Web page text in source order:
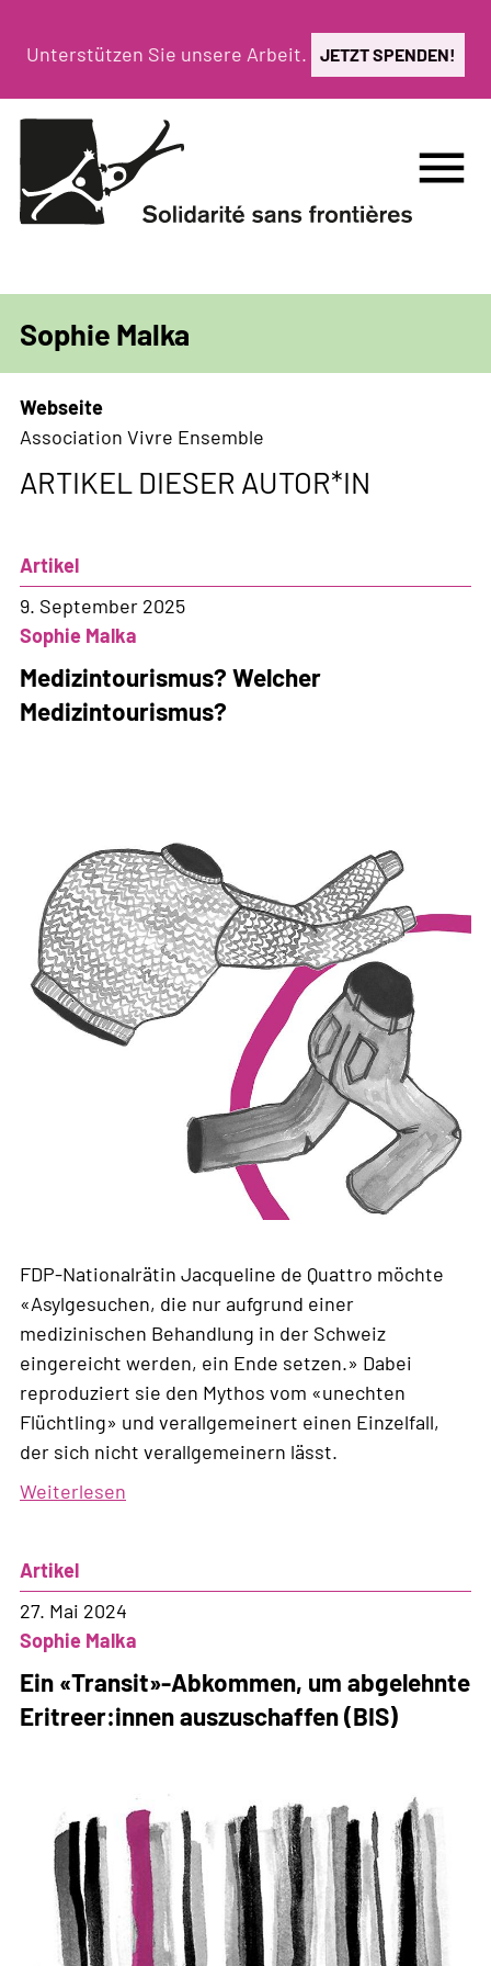
zumUnterstützen Sie unsere Arbeit. JETZT SPENDEN!
menu
Sophie Malka
Webseite
Association Vivre Ensemble
ARTIKEL DIESER AUTOR*IN
Artikel
9. September 2025
Sophie Malka
Medizintourismus? Welcher
Medizintourismus?
FDP-Nationalrätin Jacqueline de Quattro möchte
«Asylgesuchen, die nur aufgrund einer
medizinischen Behandlung in der Schweiz
eingereicht werden, ein Ende setzen.» Dabei
reproduziert sie den Mythos vom «unechten
Flüchtling» und verallgemeinert einen Einzelfall,
der sich nicht verallgemeinern lässt.
Weiterlesen
Artikel
27. Mai 2024
Sophie Malka
Ein «Transit»-Abkommen, um abgelehnte
Eritreer:innen auszuschaffen (BIS)